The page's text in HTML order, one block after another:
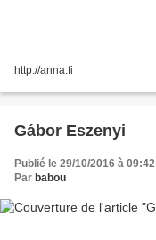
http://anna.fi
Gábor Eszenyi
Publié le 29/10/2016 à 09:42
Par babou